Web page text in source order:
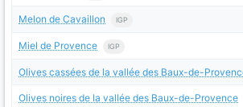
Melon de Cavaillon IGP
Miel de Provence IGP
Olives cassées de la vallée des Baux-de-
Olives noires de la vallée des Baux-de-Provence